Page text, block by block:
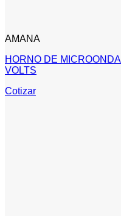
AMANA
HORNO DE
VOLTS
Cotizar